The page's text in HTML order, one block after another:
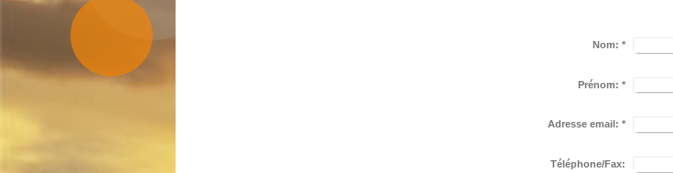
Nom: *
Prénom: *
Adresse email: *
Téléphone/Fax: